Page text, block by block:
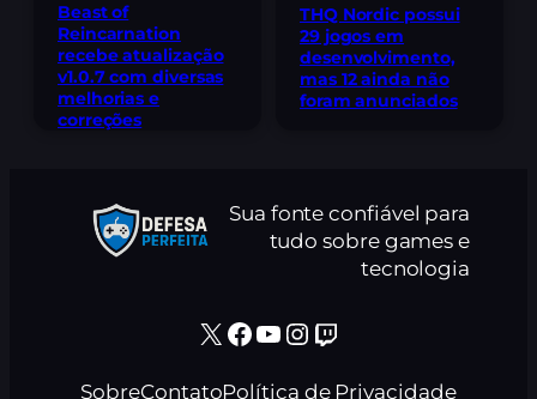
Beast of
Reincarnation
recebe atualização
v1.0.7 com diversas
melhorias e
correções
THQ Nordic possui
29 jogos em
desenvolvimento,
mas 12 ainda não
foram anunciados
Sua fonte confiável para
tudo sobre games e
tecnologia
X Facebook Youtube Instagram Twitch
SobreContatoPolítica de Privacidade